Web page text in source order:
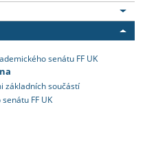
senátu FF UK
základních součástí
FF UK